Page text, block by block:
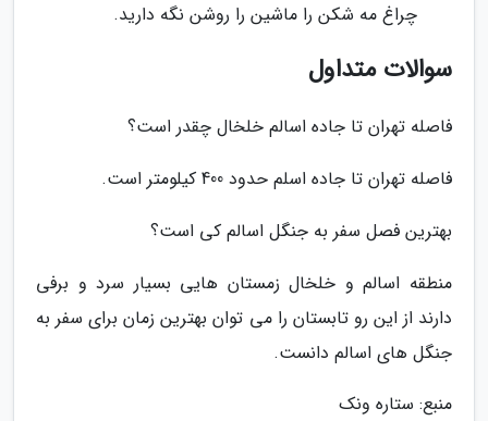
چراغ مه شکن را ماشین را روشن نگه دارید.
سوالات متداول
فاصله تهران تا جاده اسالم خلخال چقدر است؟
فاصله تهران تا جاده اسلم حدود 400 کیلومتر است.
بهترین فصل سفر به جنگل اسالم کی است؟
منطقه اسالم و خلخال زمستان هایی بسیار سرد و برفی
دارند از این رو تابستان را می توان بهترین زمان برای سفر به
جنگل های اسالم دانست.
منبع: ستاره ونک